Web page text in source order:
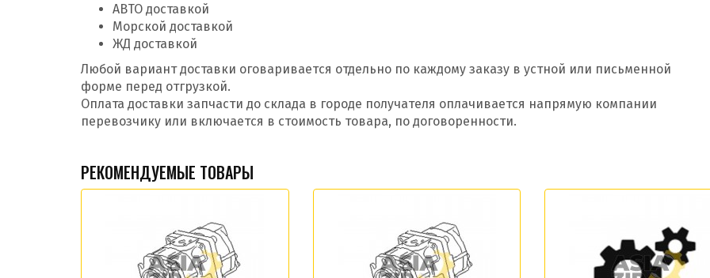
Добавить заявку
Допустимые форматы: .xls, .xlsx
АВТО доставкой
Морской доставкой
ЖД доставкой
Любой вариант доставки оговаривается отдельно по каждому заказу в устной или письменной
форме перед отгрузкой.
Оплата доставки запчасти до склада в городе получателя оплачивается напрямую компании
перевозчику или включается в стоимость товара, по договоренности.
РЕКОМЕНДУЕМЫЕ ТОВАРЫ